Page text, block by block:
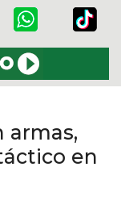
armas,
en